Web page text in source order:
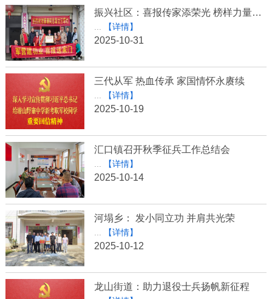
振兴社区：喜报传家添荣光 榜样力量励前行
【详情】
2025-10-31
三代从军 热血传承 家国情怀永赓续
【详情】
2025-10-19
汇口镇召开秋季征兵工作总结会
【详情】
2025-10-14
河塌乡： 发小同立功 并肩共光荣
【详情】
2025-10-12
龙山街道：助力退役士兵扬帆新征程